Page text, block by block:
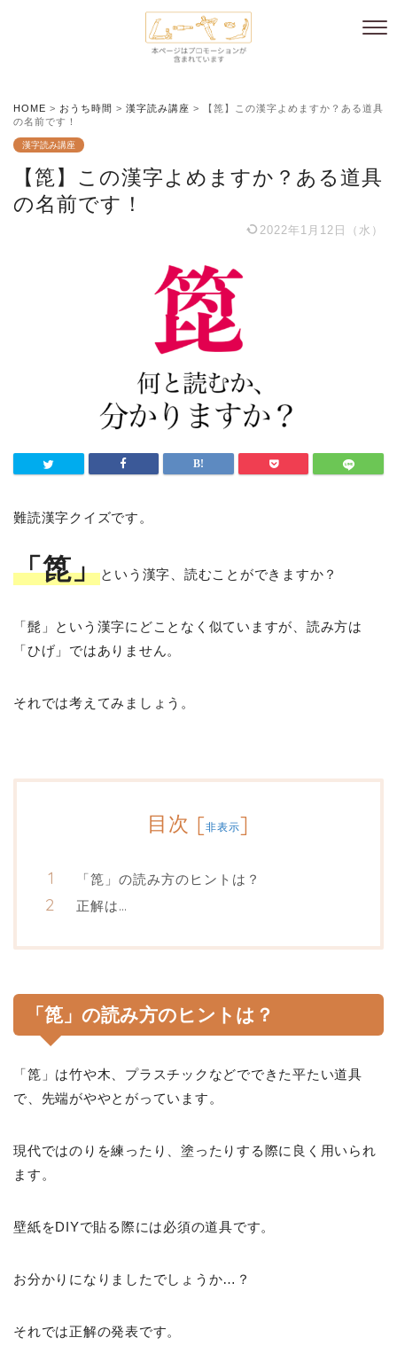
HOME > おうち時間 > 漢字読み講座 >
【箆】この漢字よめますか？ある道具
の名前です！
漢字読み講座
【箆】この漢字よめますか？ある道具
の名前です！
2022年1月12日（水）
難読漢字クイズです。
「箆」という漢字、読むことができますか？
「髭」という漢字にどことなく似ていますが、読み方は
「ひげ」ではありません。
それでは考えてみましょう。
目次 [非表示]
「箆」の読み方のヒントは？
正解は…
「箆」の読み方のヒントは？
「箆」は竹や木、プラスチックなどでできた平たい道具
で、先端がややとがっています。
現代ではのりを練ったり、塗ったりする際に良く用いられ
ます。
壁紙をDIYで貼る際には必須の道具です。
お分かりになりましたでしょうか…？
それでは正解の発表です。